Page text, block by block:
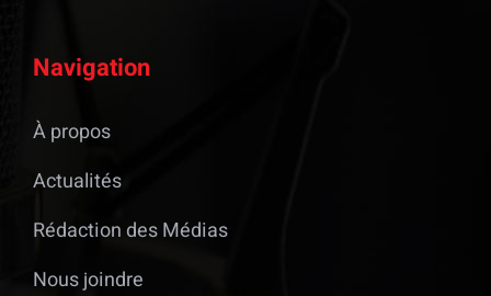
Navigation
À propos
Actualités
Rédaction des Médias
Nous joindre